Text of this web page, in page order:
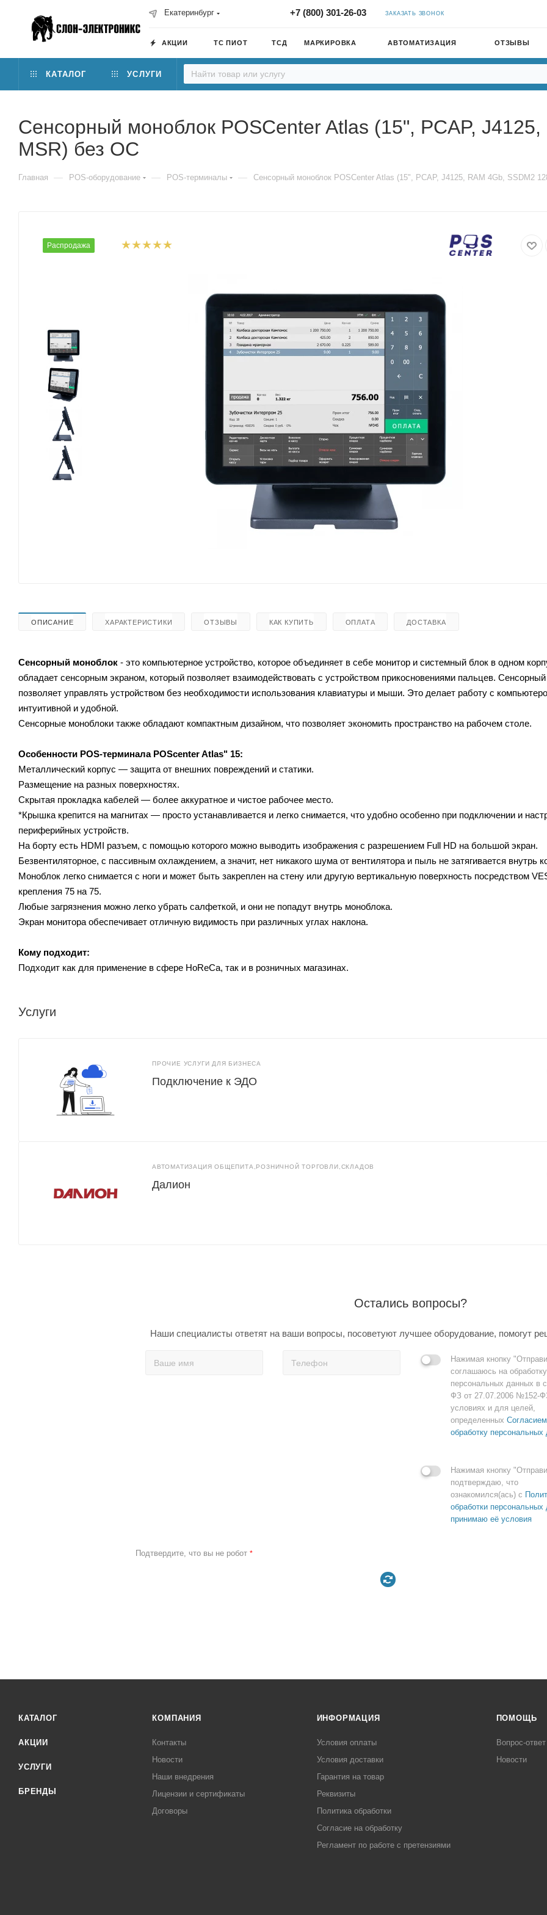
Екатеринбург +7 (800) 301-26-03 ЗАКАЗАТЬ ЗВОНОК
АКЦИИ ТС ПИОТ ТСД МАРКИРОВКА АВТОМАТИЗАЦИЯ ОТЗЫВЫ
КАТАЛОГ УСЛУГИ
Сенсорный моноблок POSCenter Atlas (15", PCAP,
MSR) без ОС
Главная — POS-оборудование — POS-терминалы — Сенсорный моноблок POSCenter Atlas (15", PCAP, J4125, RAM 4Gb, SSDM2
Распродажа
ОПИСАНИЕ ХАРАКТЕРИСТИКИ ОТЗЫВЫ КАК КУПИТЬ ОПЛАТА ДОСТАВКА
Сенсорный моноблок - это компьютерное устройство, которое объединяет в себе монитор и системный блок в одном
обладает сенсорным экраном, который позволяет взаимодействовать с устройством прикосновениями пальцев. Сенсорный
позволяет управлять устройством без необходимости использования клавиатуры и мыши. Это делает работу с
интуитивной и удобной.
Сенсорные моноблоки также обладают компактным дизайном, что позволяет экономить пространство на рабочем столе.
Особенности POS-терминала POScenter Atlas" 15:
Металлический корпус — защита от внешних повреждений и статики.
Размещение на разных поверхностях.
Скрытая прокладка кабелей — более аккуратное и чистое рабочее место.
*Крышка крепится на магнитах — просто устанавливается и легко снимается, что удобно особенно при подключении и
периферийных устройств.
На борту есть HDMI разъем, с помощью которого можно выводить изображения c разрешением Full HD на большой экран.
Безвентиляторное, с пассивным охлаждением, а значит, нет никакого шума от вентилятора и пыль не затягивается внутрь
Моноблок легко снимается с ноги и может быть закреплен на стену или другую вертикальную поверхность посредством
крепления 75 на 75.
Любые загрязнения можно легко убрать салфеткой, и они не попадут внутрь моноблока.
Экран монитора обеспечивает отличную видимость при различных углах наклона.
Кому подходит:
Подходит как для применение в сфере HoReCa, так и в розничных магазинах.
Услуги
ПРОЧИЕ УСЛУГИ ДЛЯ БИЗНЕСА
Подключение к ЭДО
АВТОМАТИЗАЦИЯ ОБЩЕПИТА,РОЗНИЧНОЙ ТОРГОВЛИ,СКЛАДОВ
Далион
Остались вопросы?
Наши специалисты ответят на ваши вопросы, посоветуют лучшее оборудование, помогут
Нажимая кнопку
соглашаюсь на
персональных данных в
ФЗ от 27.07.2006 №152-
условиях и для целей,
определенных
обработку персональных
Нажимая кнопку
подтверждаю, что
ознакомился(ась) с
обработки персональных
принимаю её условия
Подтвердите, что вы не робот *
КАТАЛОГ
АКЦИИ
УСЛУГИ
БРЕНДЫ
КОМПАНИЯ
Контакты
Новости
Наши внедрения
Лицензии и сертификаты
Договоры
ИНФОРМАЦИЯ
Условия оплаты
Условия доставки
Гарантия на товар
Реквизиты
Политика обработки
Согласие на обработку
Регламент по работе с претензиями
ПОМОЩЬ
Вопрос-ответ
Новости